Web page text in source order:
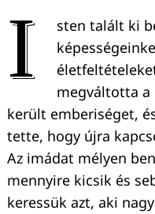
I
sten talált ki
megváltotta a
került emberiséget,
tette, hogy újra
Az imádat mélyen
mennyire kicsik és
keressük azt, aki